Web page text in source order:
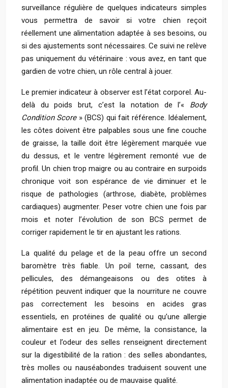
surveillance régulière de quelques indicateurs simples
vous permettra de savoir si votre chien reçoit
réellement une alimentation adaptée à ses besoins, ou
si des ajustements sont nécessaires. Ce suivi ne relève
pas uniquement du vétérinaire : vous avez, en tant que
gardien de votre chien, un rôle central à jouer.
Le premier indicateur à observer est l’état corporel. Au-
delà du poids brut, c’est la notation de l’« Body
Condition Score» (BCS) qui fait référence. Idéalement,
les côtes doivent être palpables sous une fine couche
de graisse, la taille doit être légèrement marquée vue
du dessus, et le ventre légèrement remonté vue de
profil. Un chien trop maigre ou au contraire en surpoids
chronique voit son espérance de vie diminuer et le
risque de pathologies (arthrose, diabète, problèmes
cardiaques) augmenter. Peser votre chien une fois par
mois et noter l’évolution de son BCS permet de
corriger rapidement le tir en ajustant les rations.
La qualité du pelage et de la peau offre un second
baromètre très fiable. Un poil terne, cassant, des
pellicules, des démangeaisons ou des otites à
répétition peuvent indiquer que la nourriture ne couvre
pas correctement les besoins en acides gras
essentiels, en protéines de qualité ou qu’une allergie
alimentaire est en jeu. De même, la consistance, la
couleur et l’odeur des selles renseignent directement
sur la digestibilité de la ration : des selles abondantes,
très molles ou nauséabondes traduisent souvent une
alimentation inadaptée ou de mauvaise qualité.